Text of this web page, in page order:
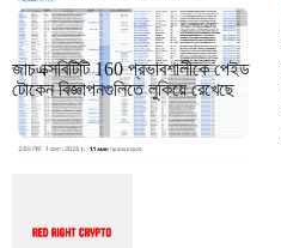
RRCNEWS_BN
জাচএক্সবিটিটি 160 প্রভাবশালীকে পেইড
টোকেন বিজ্ঞাপনগুলিতে লুকিয়ে রেখেছে
September 01, 2025